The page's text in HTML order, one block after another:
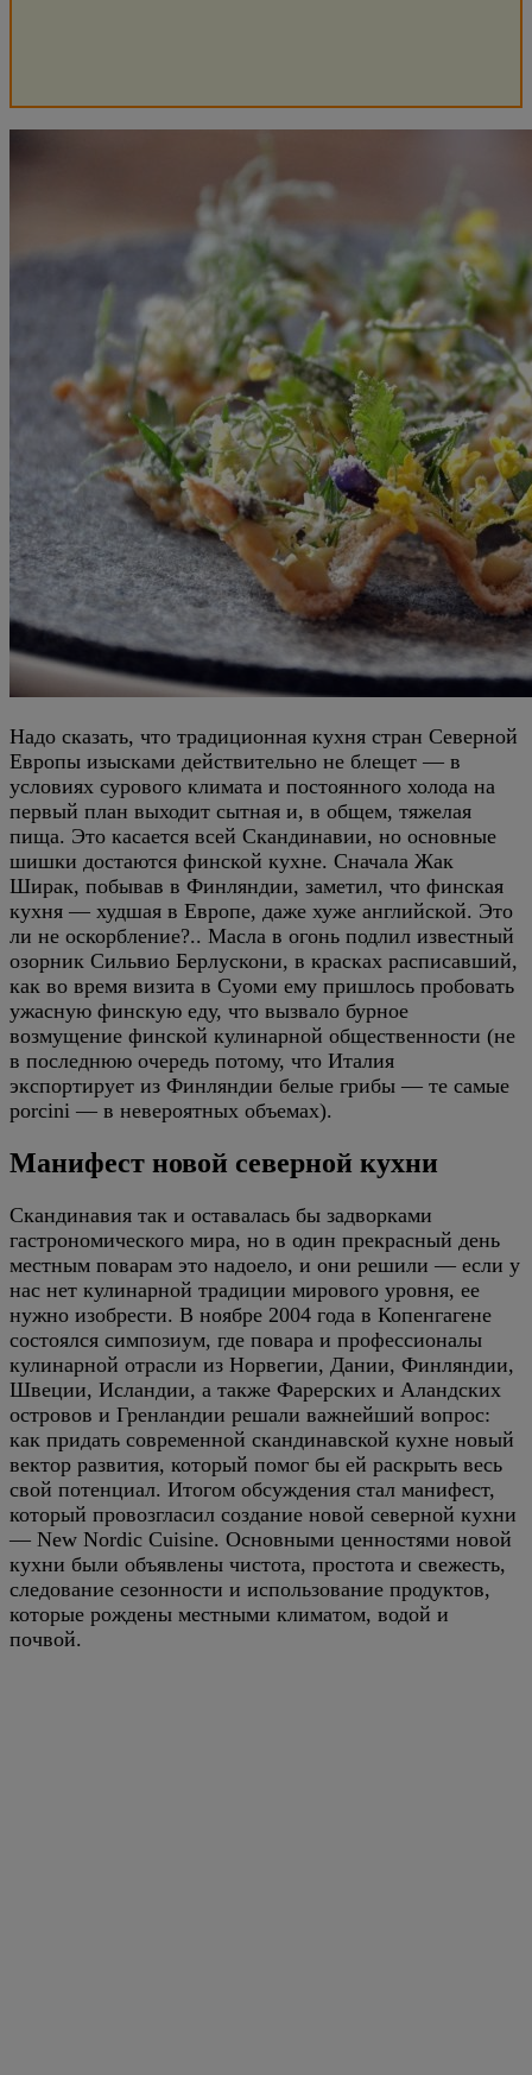
Надо сказать, что традиционная кухня стран Северной
Европы изысками действительно не блещет — в
условиях сурового климата и постоянного холода на
первый план выходит сытная и, в общем, тяжелая
пища. Это касается всей Скандинавии, но основные
шишки достаются финской кухне. Сначала Жак
Ширак, побывав в Финляндии, заметил, что финская
кухня — худшая в Европе, даже хуже английской. Это
ли не оскорбление?.. Масла в огонь подлил известный
озорник Сильвио Берлускони, в красках расписавший,
как во время визита в Суоми ему пришлось пробовать
ужасную финскую еду, что вызвало бурное
возмущение финской кулинарной общественности (не
в последнюю очередь потому, что Италия
экспортирует из Финляндии белые грибы — те самые
porcini — в невероятных объемах).
Манифест новой северной кухни
Скандинавия так и оставалась бы задворками
гастрономического мира, но в один прекрасный день
местным поварам это надоело, и они решили — если у
нас нет кулинарной традиции мирового уровня, ее
нужно изобрести. В ноябре 2004 года в Копенгагене
состоялся симпозиум, где повара и профессионалы
кулинарной отрасли из Норвегии, Дании, Финляндии,
Швеции, Исландии, а также Фарерских и Аландских
островов и Гренландии решали важнейший вопрос:
как придать современной скандинавской кухне новый
вектор развития, который помог бы ей раскрыть весь
свой потенциал. Итогом обсуждения стал манифест,
который провозгласил создание новой северной кухни
— New Nordic Cuisine. Основными ценностями новой
кухни были объявлены чистота, простота и свежесть,
следование сезонности и использование продуктов,
которые рождены местными климатом, водой и
почвой.